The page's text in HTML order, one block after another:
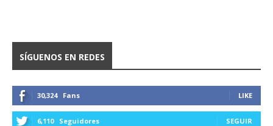
SÍGUENOS EN REDES
30,324 Fans LIKE
6,110 Seguidores SEGUIR